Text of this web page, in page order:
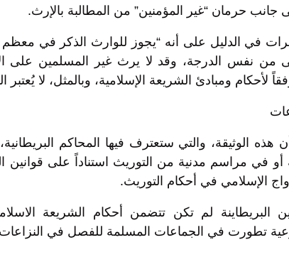
جانب حرمان “غير المؤمنين” من المطالبة بالإرث.
في الدليل على أنه “يجوز للوارث الذكر في
من نفس الدرجة، وقد لا يرث غير المسلمين على
لأحكام ومبادئ الشريعة الإسلامية، وبالمثل، لا
هذه الوثيقة، والتي ستعترف فيها المحاكم
في مراسم مدنية من التوريث استناداً على قوانين
الإسلامي في أحكام التوريث.
البريطاينة لم تكن تتضمن أحكام الشريعة
تطورت في الجماعات المسلمة للفصل في